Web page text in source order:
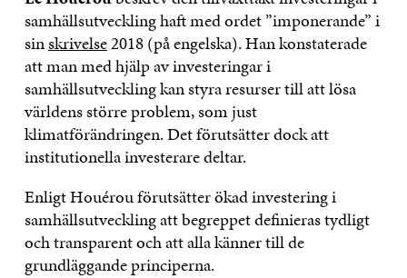
samhällsutveckling haft med ordet ”imponerande” i
sinskrivelse2018 (på engelska). Han konstaterade
att man med hjälp av investeringar i
samhällsutveckling kan styra resurser till att lösa
världens större problem, som just
klimatförändringen. Det förutsätter dock att
institutionella investerare deltar.
Enligt Houérou förutsätter ökad investering i
samhällsutveckling att begreppet definieras tydligt
och transparent och att alla känner till de
grundläggande principerna.